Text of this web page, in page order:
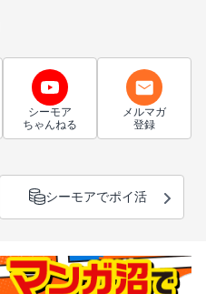
シーモア
ちゃんねる
メルマガ
登録
シーモアでポイ活